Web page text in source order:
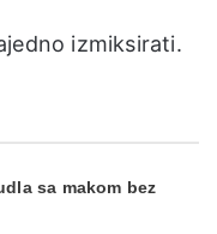
izmiksirati.
sa makom bez